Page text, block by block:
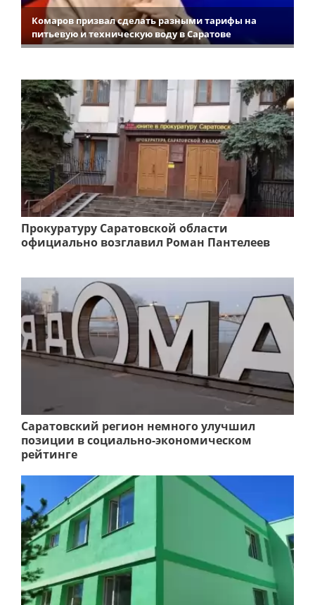
Комаров призвал сделать разными тарифы на
питьевую и техническую воду в Саратове
Прокуратуру Саратовской области
официально возглавил Роман Пантелеев
Саратовский регион немного улучшил
позиции в социально-экономическом
рейтинге